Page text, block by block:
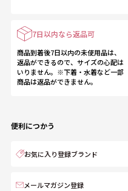
7日以内なら返品可
商品到着後7日以内の未使用品は、
返品ができるので、サイズの心配は
いりません。※下着・水着など一部
商品は返品ができません。
便利につかう
お気に入り登録ブランド
メールマガジン登録